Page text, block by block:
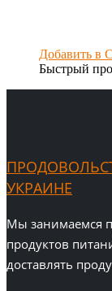
Добавить в
Быстрый
УКРАИНЕ
Мы занимаемся
продуктов
доставлять